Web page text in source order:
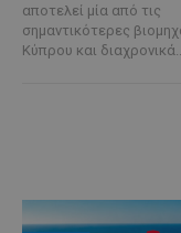
αποτελεί μία από τις
σημαντικότερες
Κύπρου και διαχρονικά...